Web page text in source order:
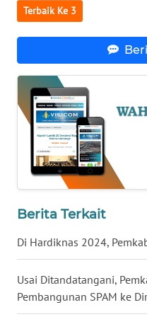
Terbaik Ke 3
Berita Terkait
Di Hardiknas 2024,
Usai Ditandatangani,
Pembangunan SPAM ke
WN
WN
JOGJA
JATIM
BALI
WN
KALBAR
WN